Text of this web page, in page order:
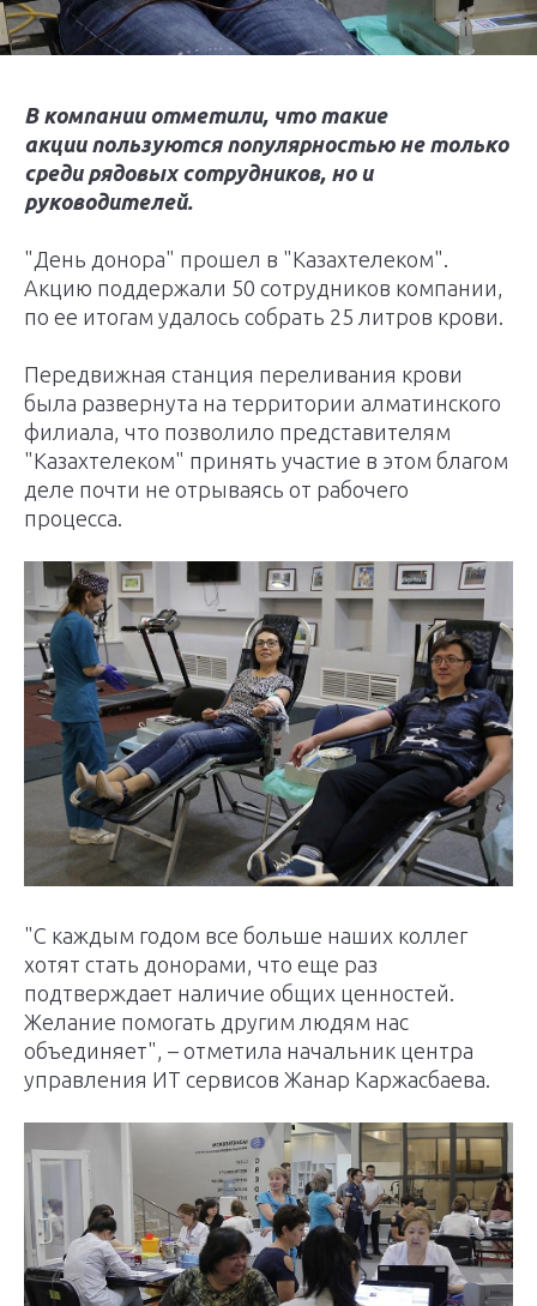
В компании отметили, что такие
акции пользуются популярностью не только
среди рядовых сотрудников, но и
руководителей.
"День донора" прошел в "Казахтелеком".
Акцию поддержали 50 сотрудников компании,
по ее итогам удалось собрать 25 литров крови.
Передвижная станция переливания крови
была развернута на территории алматинского
филиала, что позволило представителям
"Казахтелеком" принять участие в этом благом
деле почти не отрываясь от рабочего
процесса.
"С каждым годом все больше наших коллег
хотят стать донорами, что еще раз
подтверждает наличие общих ценностей.
Желание помогать другим людям нас
объединяет", – отметила начальник центра
управления ИТ сервисов Жанар Каржасбаева.